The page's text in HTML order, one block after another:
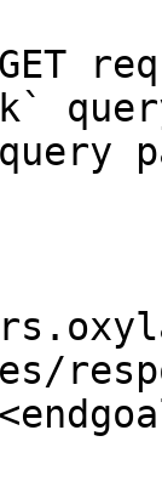
GET